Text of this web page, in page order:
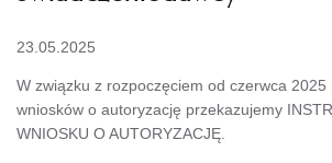
23.05.2025
W związku z rozpoczęciem od czerwca 2025
wniosków o autoryzację przekazujemy
WNIOSKU O AUTORYZACJĘ.